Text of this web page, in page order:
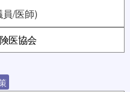
/医師)
医協会